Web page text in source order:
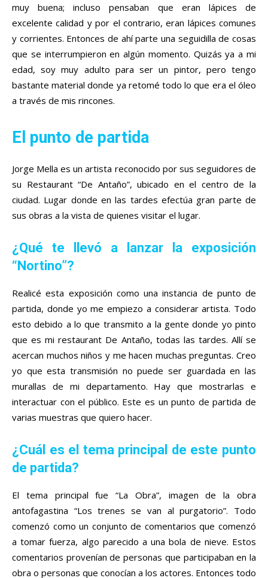
muy buena; incluso pensaban que eran lápices de
excelente calidad y por el contrario, eran lápices comunes
y corrientes. Entonces de ahí parte una seguidilla de cosas
que se interrumpieron en algún momento. Quizás ya a mi
edad, soy muy adulto para ser un pintor, pero tengo
bastante material donde ya retomé todo lo que era el óleo
a través de mis rincones.
El punto de partida
Jorge Mella es un artista reconocido por sus seguidores de
su Restaurant “De Antaño”, ubicado en el centro de la
ciudad. Lugar donde en las tardes efectúa gran parte de
sus obras a la vista de quienes visitar el lugar.
¿Qué te llevó a lanzar la exposición
“Nortino”?
Realicé esta exposición como una instancia de punto de
partida, donde yo me empiezo a considerar artista. Todo
esto debido a lo que transmito a la gente donde yo pinto
que es mi restaurant De Antaño, todas las tardes. Allí se
acercan muchos niños y me hacen muchas preguntas. Creo
yo que esta transmisión no puede ser guardada en las
murallas de mi departamento. Hay que mostrarlas e
interactuar con el público. Este es un punto de partida de
varias muestras que quiero hacer.
¿Cuál es el tema principal de este punto
de partida?
El tema principal fue “La Obra”, imagen de la obra
antofagastina “Los trenes se van al purgatorio”. Todo
comenzó como un conjunto de comentarios que comenzó
a tomar fuerza, algo parecido a una bola de nieve. Estos
comentarios provenían de personas que participaban en la
obra o personas que conocían a los actores. Entonces todo